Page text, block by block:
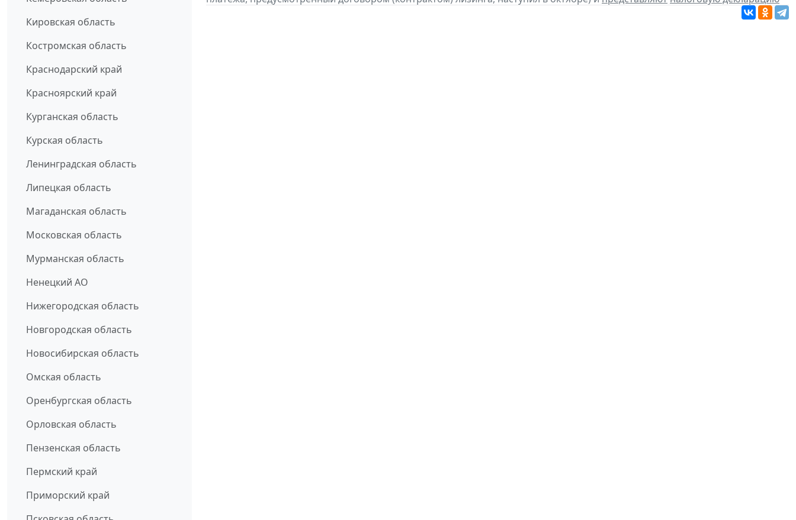
Кировская область
Костромская область
Краснодарский край
Красноярский край
Курганская область
Курская область
Ленинградская область
Липецкая область
Магаданская область
Московская область
Мурманская область
Ненецкий АО
Нижегородская область
Новгородская область
Новосибирская область
Омская область
Оренбургская область
Орловская область
Пензенская область
Пермский край
Приморский край